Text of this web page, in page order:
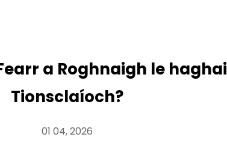
a Roghnaigh le
Tionsclaíoch?
01 04, 2026